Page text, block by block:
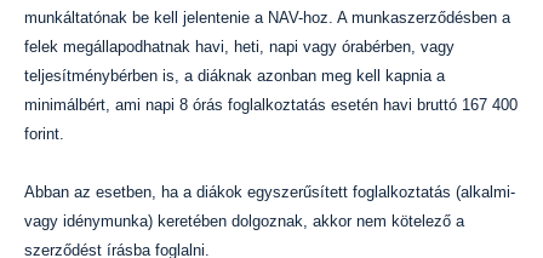
munkáltatónak be kell jelentenie a NAV-hoz. A munkaszerződésben a
felek megállapodhatnak havi, heti, napi vagy órabérben, vagy
teljesítménybérben is, a diáknak azonban meg kell kapnia a
minimálbért, ami napi 8 órás foglalkoztatás esetén havi bruttó 167 400
forint.
Abban az esetben, ha a diákok egyszerűsített foglalkoztatás (alkalmi-
vagy idénymunka) keretében dolgoznak, akkor nem kötelező a
szerződést írásba foglalni.